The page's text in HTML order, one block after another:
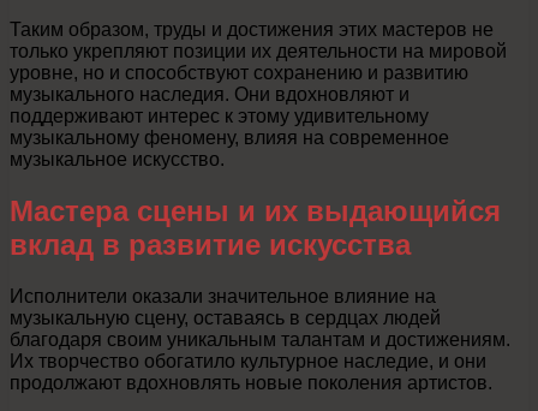
Таким образом, труды и достижения этих мастеров не
только укрепляют позиции их деятельности на мировой
уровне, но и способствуют сохранению и развитию
музыкального наследия. Они вдохновляют и
поддерживают интерес к этому удивительному
музыкальному феномену, влияя на современное
музыкальное искусство.
Мастера сцены и их выдающийся
вклад в развитие искусства
Исполнители оказали значительное влияние на
музыкальную сцену, оставаясь в сердцах людей
благодаря своим уникальным талантам и достижениям.
Их творчество обогатило культурное наследие, и они
продолжают вдохновлять новые поколения артистов.